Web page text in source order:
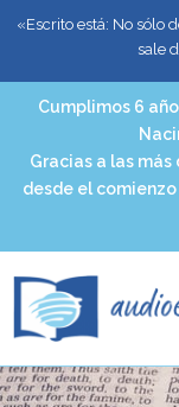
«Escrito está: No sólo
sale
Cumplimos 6
Gracias a las más
desde el